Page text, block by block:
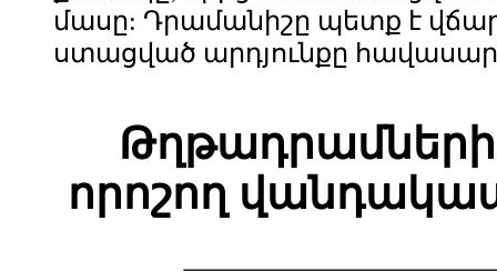
մասը: Դրամանիշը պետք է
ստացված արդյունքը հավասար
Թղթադրամների
որոշող